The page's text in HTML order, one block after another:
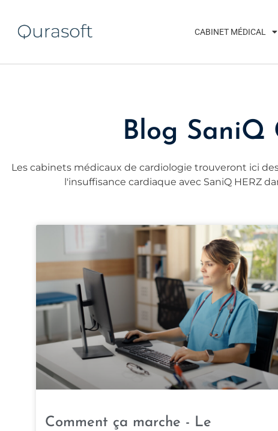
CABINET MÉDICAL
Blog SaniQ
Les cabinets médicaux de cardiologie trouveront ici
l'insuffisance cardiaque avec SaniQ HERZ
Comment ça marche - Le